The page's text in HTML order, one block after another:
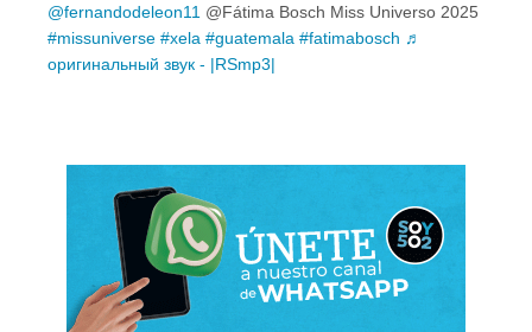
@fernandodeleon11 @Fátima Bosch Miss Universo 2025
#missuniverse #xela #guatemala #fatimabosch ♬
оригинальный звук - |RSmp3|